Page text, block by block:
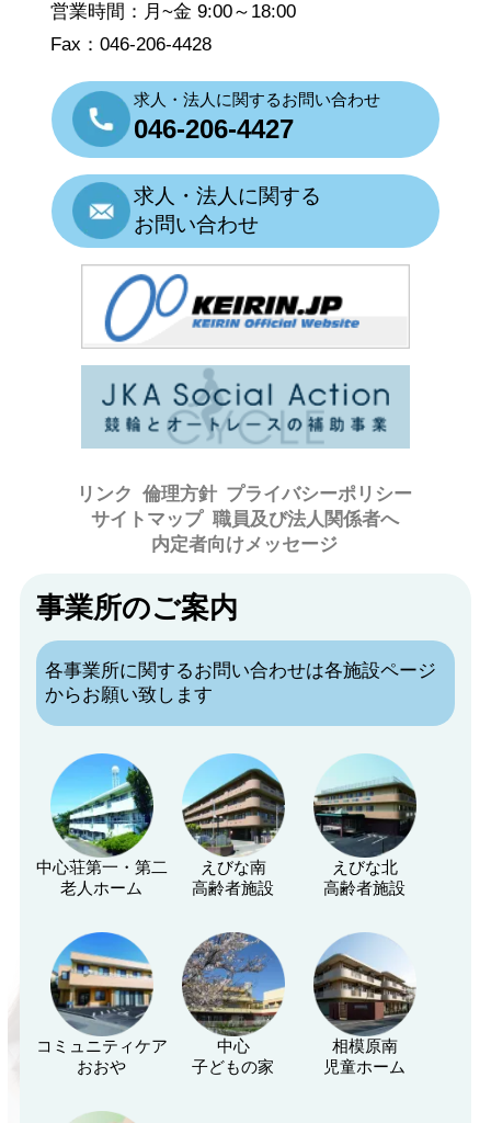
営業時間：月~金 9:00～18:00
Fax：046-206-4428
求人・法人に関するお問い合わせ
046-206-4427
求人・法人に関する
お問い合わせ
リンク 倫理方針 プライバシーポリシー
サイトマップ 職員及び法人関係者へ
内定者向けメッセージ
事業所のご案内
各事業所に関するお問い合わせは各施設ページ
からお願い致します
中心荘第一・第二
老人ホーム
えびな南
高齢者施設
えびな北
高齢者施設
コミュニティケア
おおや
中心
子どもの家
相模原南
児童ホーム